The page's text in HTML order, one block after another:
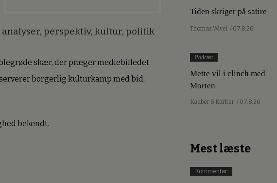
perspektiv, kultur, politik
skær, der præger mediebilledet.
borgerlig kulturkamp med bid,
bekendt.
Tiden skriger på satire
Thomas Wivel / 07.8.26
Podcast
Mette vil i clinch med
Morten
Kaaber & Karker / 07.8.26
Mest læste
Kommentar